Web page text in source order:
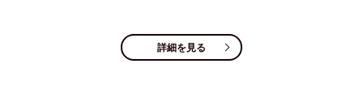
詳細を見る